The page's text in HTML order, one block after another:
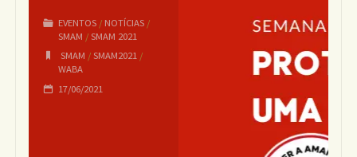
EVENTOS / NOTÍCIAS /
SMAM / SMAM 2021
SMAM / SMAM2021/
WABA
17/06/2021